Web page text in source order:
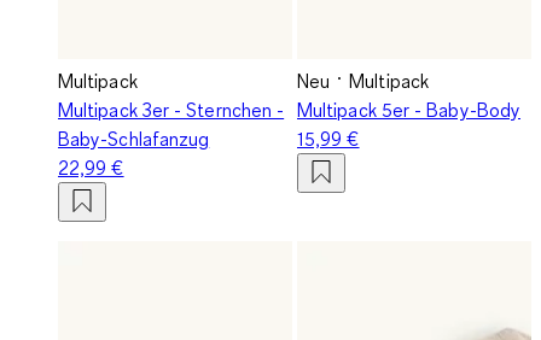
Multipack
Multipack 3er - Sternchen -
Baby-Schlafanzug
22,99 €
Neu
Multipack
Multipack 5er - Baby-Body
15,99 €